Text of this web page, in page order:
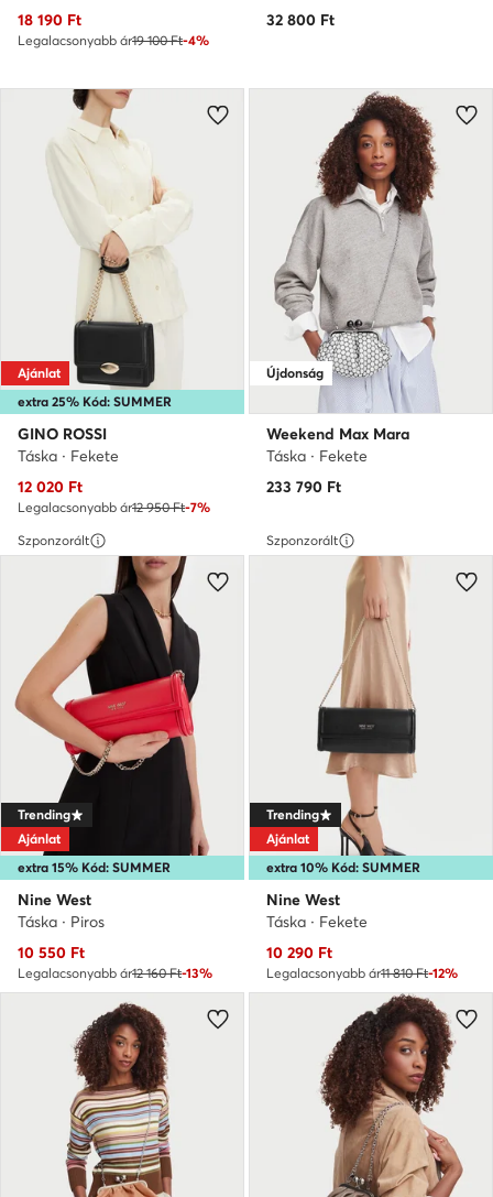
Aktuális ár
18 190 Ft
Legalacsonyabb ár19 100 Ft-4%
32 800 Ft
extra 25% Kód: SUMMER
Ajánlat
GINO ROSSI
Táska · Fekete
Aktuális ár
12 020 Ft
Legalacsonyabb ár12 950 Ft-7%
Újdonság
Weekend Max Mara
Táska · Fekete
233 790 Ft
Szponzorált
extra 15% Kód: SUMMER
Trending
Ajánlat
Nine West
Táska · Piros
Aktuális ár
10 550 Ft
Legalacsonyabb ár12 160 Ft-13%
Szponzorált
extra 10% Kód: SUMMER
Trending
Ajánlat
Nine West
Táska · Fekete
Aktuális ár
10 290 Ft
Legalacsonyabb ár11 810 Ft-12%